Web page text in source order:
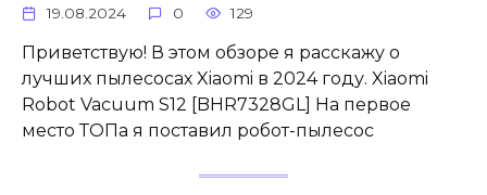
19.08.2024 0 129
Приветствую! В этом обзоре я расскажу о
лучших пылесосах Xiaomi в 2024 году. Xiaomi
Robot Vacuum S12 [BHR7328GL] На первое
место ТОПа я поставил робот-пылесос